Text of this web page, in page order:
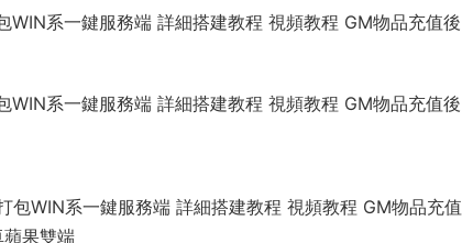
系一鍵服務端 詳細搭建教程 視頻教程 GM物品充值後
系一鍵服務端 詳細搭建教程 視頻教程 GM物品充值後